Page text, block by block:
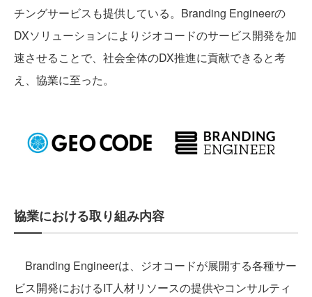
チングサービスも提供している。Branding Engineerの
DXソリューションによりジオコードのサービス開発を加
速させることで、社会全体のDX推進に貢献できると考
え、協業に至った。
協業における取り組み内容
Branding Engineerは、ジオコードが展開する各種サー
ビス開発におけるIT人材リソースの提供やコンサルティ